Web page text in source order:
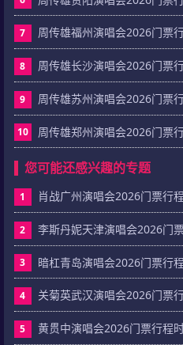
7 周传雄福州演唱会2026门票
8 周传雄长沙演唱会2026门票
9 周传雄苏州演唱会2026门票
10 周传雄郑州演唱会2026门票
您可能还感兴趣的专题
1 肖战广州演唱会2026门票行
2 李斯丹妮天津演唱会2026门
3 暗杠青岛演唱会2026门票行
4 关菊英武汉演唱会2026门票
5 黄贯中演唱会2026门票行程